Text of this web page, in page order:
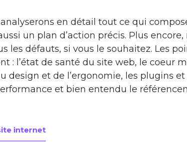
en détail tout ce qui
un plan d’action précis. Plus encore,
les défauts, si vous le souhaitez. Les
: l’état de santé du site web, le coeur
design et de l’ergonomie, les plugins
et bien entendu le
internet